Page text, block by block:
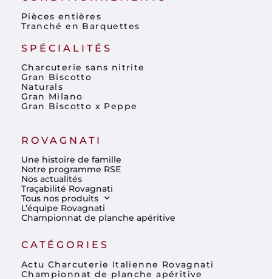
Pièces entières
Tranché en Barquettes
SPÉCIALITÉS
Charcuterie sans nitrite
Gran Biscotto
Naturals
Gran Milano
Gran Biscotto x Peppe
ROVAGNATI
Une histoire de famille
Notre programme RSE
Nos actualités
Traçabilité Rovagnati
Tous nos produits
L’équipe Rovagnati
Championnat de planche apéritive
CATÉGORIES
Actu Charcuterie Italienne Rovagnati
Championnat de planche apéritive